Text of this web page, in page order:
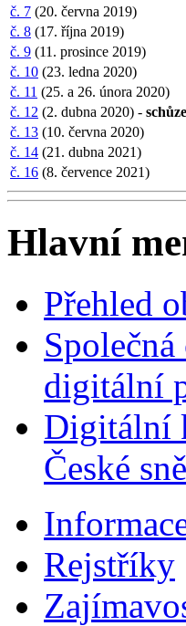
č. 7 (20. června 2019)
č. 8 (17. října 2019)
č. 9 (11. prosince 2019)
č. 10 (23. ledna 2020)
č. 11 (25. a 26. února 2020)
č. 12 (2. dubna 2020) -
č. 13 (10. června 2020)
č. 14 (21. dubna 2021)
č. 16 (8. července 2021)
Hlavní
Přehled
digitální
Digitální
České
Rejstříky